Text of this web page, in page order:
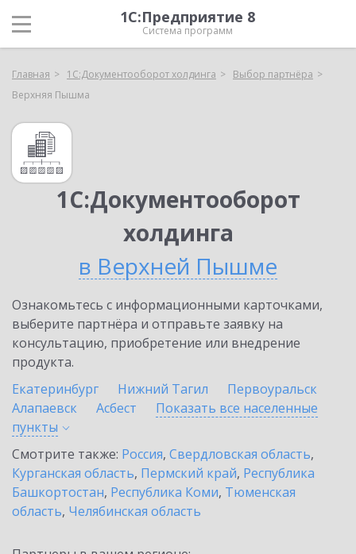
1С:Предприятие 8
Система программ
Главная 1С:Документооборот холдинга
Выбор партнёра
Верхняя Пышма
1С:Документооборот
холдинга
в Верхней Пышме
Ознакомьтесь с информационными карточками,
выберите партнёра и отправьте заявку на
консультацию, приобретение или внедрение
продукта.
Екатеринбург
Нижний Тагил
Первоуральск
Алапаевск
Асбест
Показать все населенные
пункты
Смотрите также: Россия, Свердловская область,
Курганская область, Пермский край, Республика
Башкортостан, Республика Коми, Тюменская
область, Челябинская область